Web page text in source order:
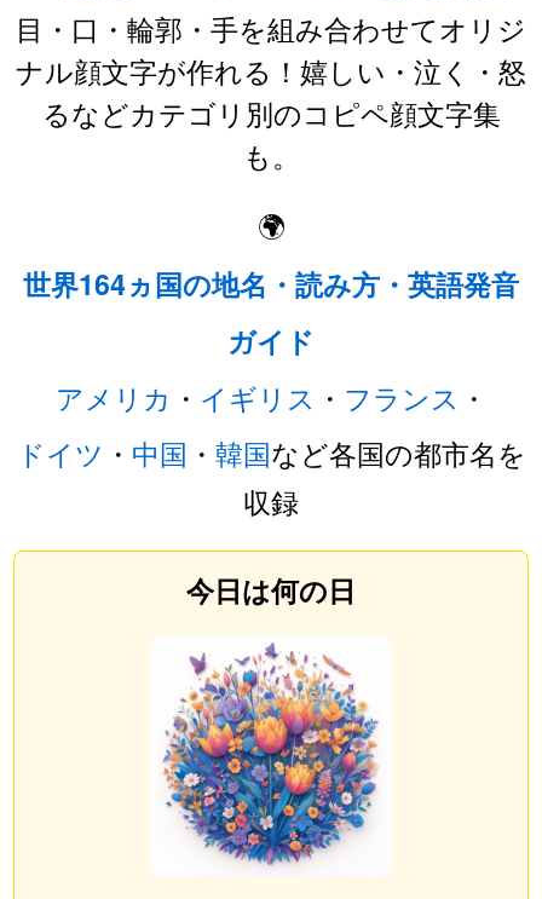
目・口・輪郭・手を組み合わせてオリジ
ナル顔文字が作れる！嬉しい・泣く・怒
るなどカテゴリ別のコピペ顔文字集
も。
🌍
世界164ヵ国の地名・読み方・英語発音
ガイド
アメリカ ・ イギリス ・ フランス ・
ドイツ ・ 中国 ・ 韓国など各国の都市名を
収録
今日は何の日